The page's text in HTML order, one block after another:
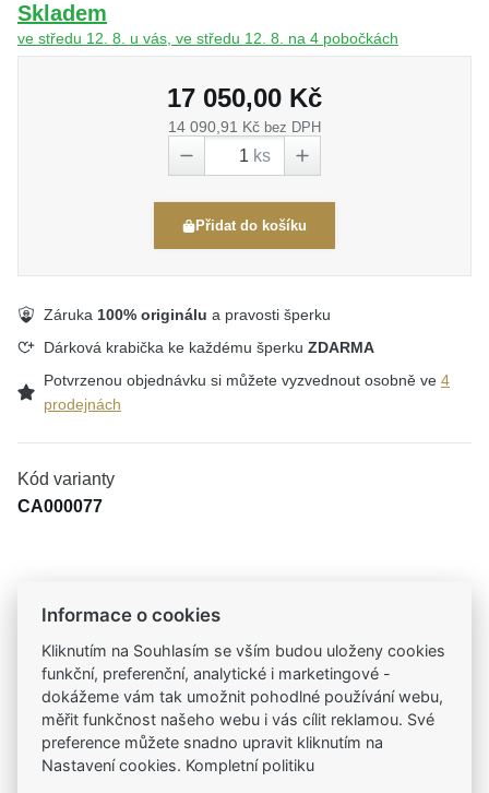
Skladem
ve středu 12. 8. u vás, ve středu 12. 8. na 4 pobočkách
17 050,00 Kč
14 090,91 Kč bez DPH
ks
Přidat do košíku
Záruka 100% originálu a pravosti šperku
Dárková krabička ke každému šperku ZDARMA
Potvrzenou objednávku si můžete vyzvednout osobně ve 4
prodejnách
Kód varianty
CA000077
Už od roku 2001 jsme součástí vašich příběhů
Široký výběr produktů
Na našem e-shopu máte výběr z tisíců šperků
Garance vysoké kvality
Informace o cookies
Kliknutím na Souhlasím se vším budou uloženy cookies
funkční, preferenční, analytické i marketingové -
dokážeme vám tak umožnit pohodlné používání webu,
měřit funkčnost našeho webu i vás cílit reklamou. Své
preference můžete snadno upravit kliknutím na
Nastavení cookies. Kompletní politiku